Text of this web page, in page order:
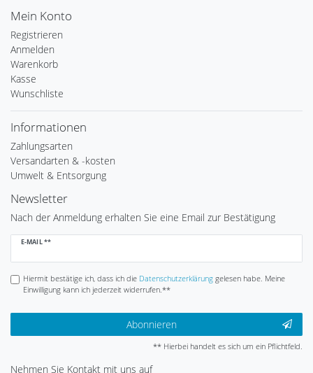
Mein Konto
Registrieren
Anmelden
Warenkorb
Kasse
Wunschliste
Informationen
Zahlungsarten
Versandarten & -kosten
Umwelt & Entsorgung
Newsletter
Nach der Anmeldung erhalten Sie eine Email zur Bestätigung
E-MAIL **
Newsletter
Hiermit bestätige ich, dass ich die Daten­schutz­erklärunggelesen habe. Meine
Einwilligung kann ich jederzeit widerrufen.**
Abonnieren
** Hierbei handelt es sich um ein Pflichtfeld.
Nehmen Sie Kontakt mit uns auf